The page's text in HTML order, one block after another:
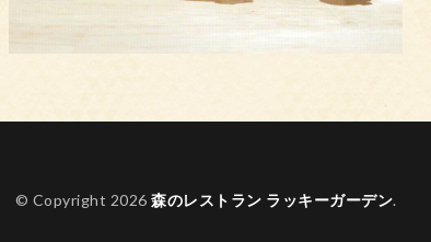
© Copyright 2026 森のレストラン ラッキーガーデン.